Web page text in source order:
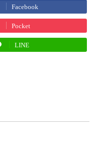
Facebook
Pocket
LINE